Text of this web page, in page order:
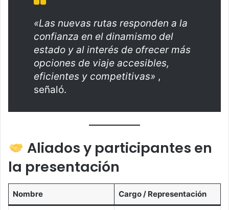
«Las nuevas rutas responden a la
confianza en el dinamismo del
estado y al interés de ofrecer más
opciones de viaje accesibles,
eficientes y competitivas» ,
señaló.
Aliados y participantes en
la presentación
Nombre Cargo / Representación